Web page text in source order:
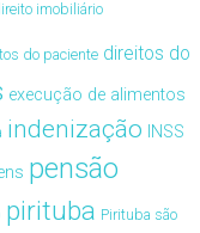
imobiliário
do paciente direitos do
execução de alimentos
indenização INSS
pensão
pirituba Pirituba são